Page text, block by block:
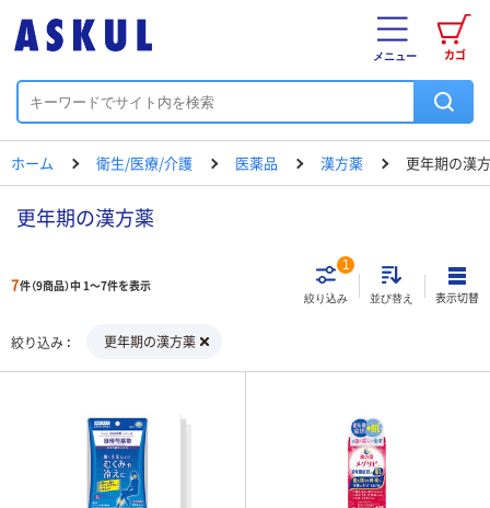
カゴ
メニュー
ホーム 衛生/医療/介護 医薬品 漢方薬 更年期の漢
更年期の漢方薬
7件（9商品）中 1～7件を表示
絞り込み
1
並び替え 表示切替
絞り込み 更年期の漢方薬